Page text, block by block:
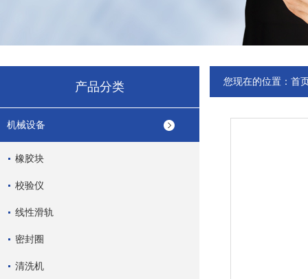
产品分类
机械设备
橡胶块
校验仪
线性滑轨
密封圈
清洗机
您现在的位置： 首